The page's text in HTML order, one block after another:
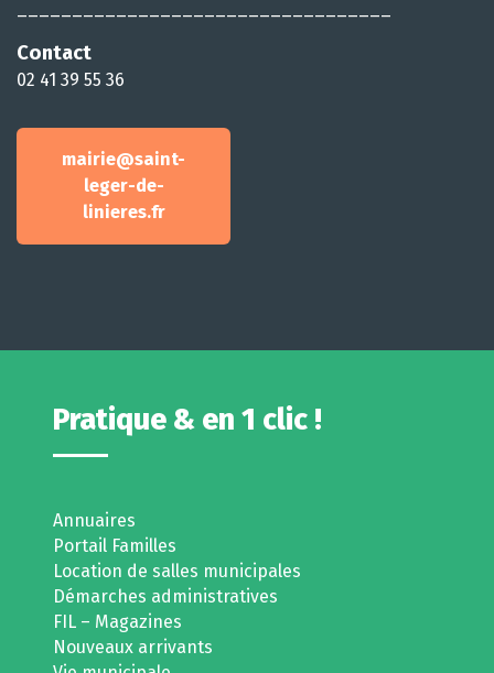
Contact
02 41 39 55 36
mairie@saint-
leger-de-
linieres.fr
Pratique & en 1 clic !
Annuaires
Portail Familles
Location de salles municipales
Démarches administratives
FIL – Magazines
Nouveaux arrivants